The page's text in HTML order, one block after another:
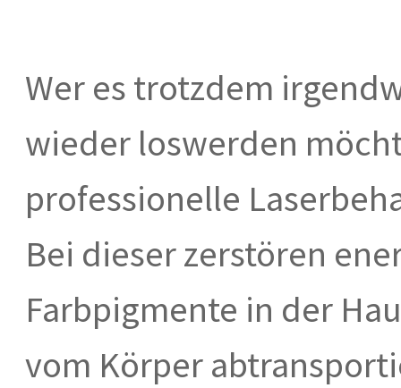
Wer es trotzdem
wieder loswerden
professionelle
Bei dieser zerstören
Farbpigmente in der
vom Körper